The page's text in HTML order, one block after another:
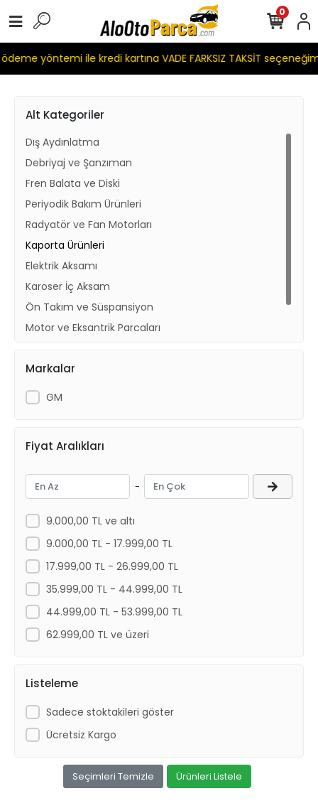
yöntemi ile kredi kartına VADE FARKSIZ TAKSİT
0
Alt Kategoriler
Dış Aydınlatma
Debriyaj ve Şanzıman
Fren Balata ve Diski
Periyodik Bakım Ürünleri
Radyatör ve Fan Motorları
Kaporta Ürünleri
Elektrik Aksamı
Karoser İç Aksam
Ön Takım ve Süspansiyon
Motor ve Eksantrik Parçaları
Markalar
GM
Fiyat Aralıkları
-
9.000,00 TL ve altı
9.000,00 TL - 17.999,00 TL
17.999,00 TL - 26.999,00 TL
35.999,00 TL - 44.999,00 TL
44.999,00 TL - 53.999,00 TL
62.999,00 TL ve üzeri
Listeleme
Sadece stoktakileri göster
Ücretsiz Kargo
Seçimleri Temizle Ürünleri Listele